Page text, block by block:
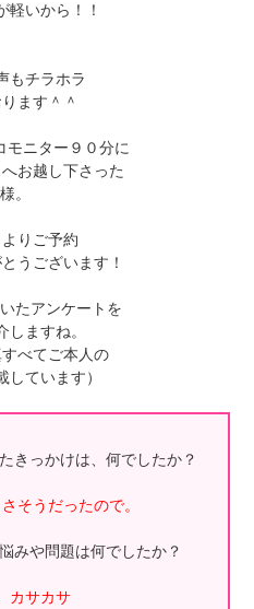
軽いから！！
もチラホラ
ます＾＾
モニター９０分に
お越し下さった
。
りご予約
うございます！
たアンケートを
しますね。
べてご本人の
しています）
きっかけは、何でしたか？
そうだったので。
みや問題は何でしたか？
カサカサ